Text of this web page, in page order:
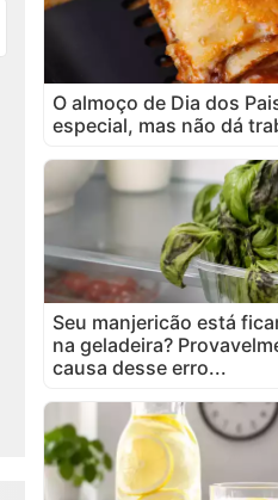
O almoço de Dia dos
especial, mas não dá
Seu manjericão está
na geladeira?
causa desse erro...